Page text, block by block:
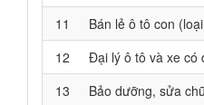
11
Bán lẻ ô tô con
12
Đại lý ô tô và xe có
13
Bảo dưỡng, sửa